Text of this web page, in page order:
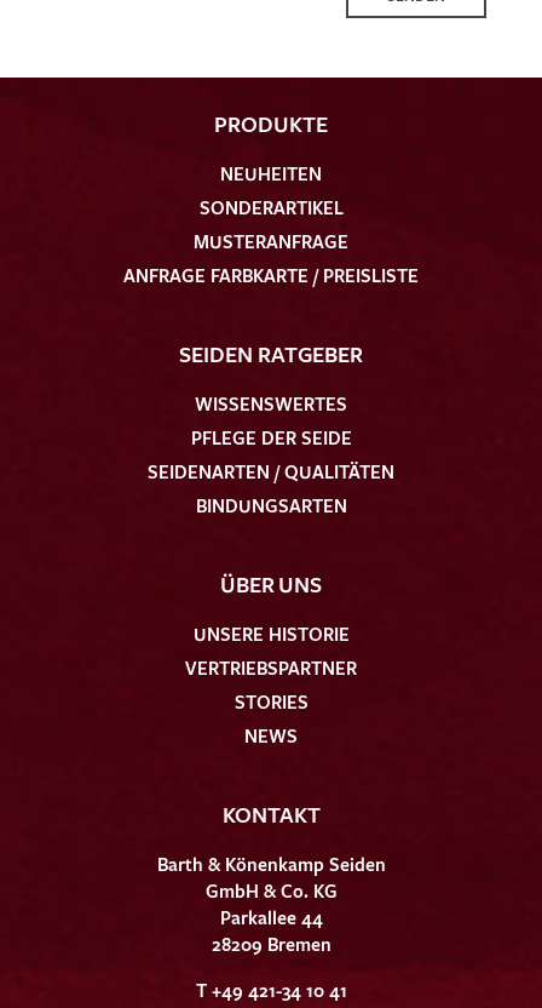
PRODUKTE
NEUHEITEN
SONDERARTIKEL
MUSTERANFRAGE
ANFRAGE FARBKARTE / PREISLISTE
SEIDEN RATGEBER
WISSENSWERTES
PFLEGE DER SEIDE
SEIDENARTEN / QUALITÄTEN
BINDUNGSARTEN
ÜBER UNS
UNSERE HISTORIE
VERTRIEBSPARTNER
STORIES
NEWS
KONTAKT
Barth & Könenkamp Seiden
GmbH & Co. KG
Parkallee 44
28209 Bremen
T +49 421-34 10 41